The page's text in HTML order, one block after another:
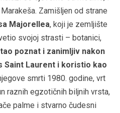
Zamišljen od strane
Majorellea, koji je zemljište
svojoj strasti – botanici,
poznat i zanimljiv nakon
Saint Laurent i koristio kao
smrti 1980. godine, vrt
raznih egzotičnih biljnih vrsta,
palme i stvarno čudesni